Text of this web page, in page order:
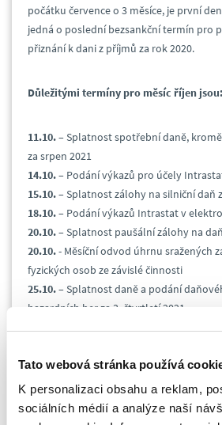
Tato webová stránka používá
K personalizaci obsahu a reklam,
sociálních médií a analýze naší
počátku července o 3 měsíce, je první
jedná o poslední bezsankční termín pro
přiznání k dani z příjmů za rok 2020.
Důležitými termíny pro měsíc říjen jsou:
11.10.– Splatnost spotřební daně,
za srpen 2021
14.10.– Podání výkazů pro účely
15.10.– Splatnost zálohy na silniční daň
18.10.– Podání výkazů Intrastat v
20.10.– Splatnost paušální zálohy na
20.10.- Měsíční odvod úhrnu sražených
fyzických osob ze závislé činnosti
25.10.– Splatnost daně a podání
hazardních her za 3. čtvrtletí 2021
přidané hodnoty, kontrolního hlášení a
září 2021 a 3. čtvrtletí 2021
25.10.– Podání daňového přiznání a
pevných paliv a elektřiny za září 2021